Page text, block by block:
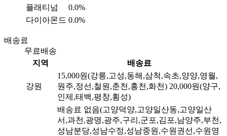
플래티넘
0.0%
다이아몬드 0.0%
배송료
무료배송
지역
배송료
강원
15,000원(강릉,고성,동해,삼척,속초,양양,영월,
원주,정선,철원,춘천,홍천,화천) 20,000원(양구,
인제,태백,평창,횡성)
배송료 없음(고양덕양,고양일산동,고양일산
서,과천,광명,광주,구리,군포,김포,남양주,부천,
성남분당,성남수정,성남중원,수원권선,수원영